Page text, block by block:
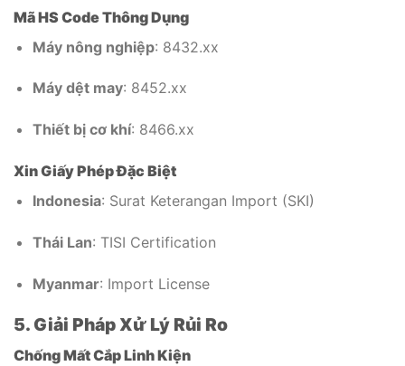
Mã HS Code Thông Dụng
Máy nông nghiệp: 8432.xx
Máy dệt may: 8452.xx
Thiết bị cơ khí: 8466.xx
Xin Giấy Phép Đặc Biệt
Indonesia: Surat Keterangan Import (SKI)
Thái Lan: TISI Certification
Myanmar: Import License
5. Giải Pháp Xử Lý Rủi Ro
Chống Mất Cắp Linh Kiện